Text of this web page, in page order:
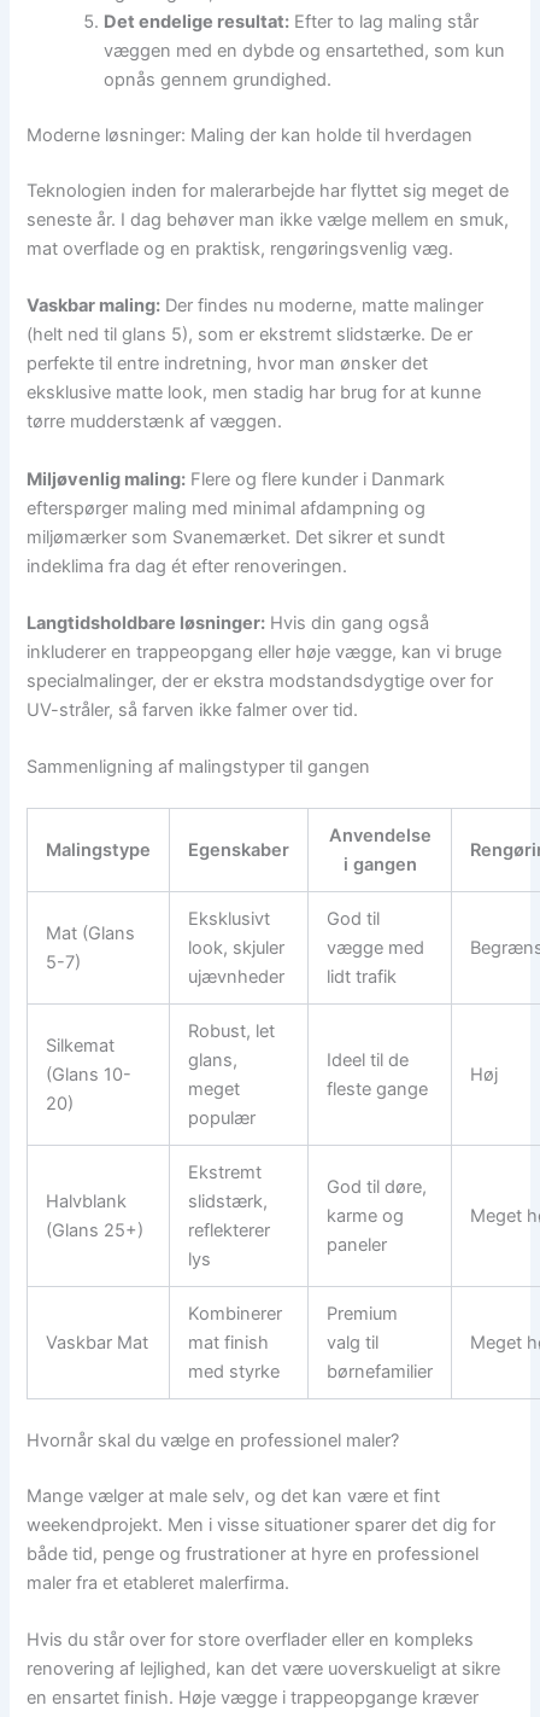
Det endelige resultat: Efter to lag maling står
væggen med en dybde og ensartethed, som kun
opnås gennem grundighed.
Moderne løsninger: Maling der kan holde til hverdagen
Teknologien inden for malerarbejde har flyttet sig meget de
seneste år. I dag behøver man ikke vælge mellem en smuk,
mat overflade og en praktisk, rengøringsvenlig væg.
Vaskbar maling: Der findes nu moderne, matte malinger
(helt ned til glans 5), som er ekstremt slidstærke. De er
perfekte til entre indretning, hvor man ønsker det
eksklusive matte look, men stadig har brug for at kunne
tørre mudderstænk af væggen.
Miljøvenlig maling: Flere og flere kunder i Danmark
efterspørger maling med minimal afdampning og
miljømærker som Svanemærket. Det sikrer et sundt
indeklima fra dag ét efter renoveringen.
Langtidsholdbare løsninger: Hvis din gang også
inkluderer en trappeopgang eller høje vægge, kan vi bruge
specialmalinger, der er ekstra modstandsdygtige over for
UV-stråler, så farven ikke falmer over tid.
Sammenligning af malingstyper til gangen
Malingstype Egenskaber
Anvendelse
i gangen
Mat (Glans
5-7)
Eksklusivt
look, skjuler
ujævnheder
God til
vægge med
lidt trafik
Silkemat
(Glans 10-
20)
Robust, let
glans,
meget
populær
Ideel til de
fleste gange
Høj
Halvblank
(Glans 25+)
Ekstremt
slidstærk,
reflekterer
lys
God til døre,
karme og
paneler
Meget
Vaskbar Mat
Kombinerer
mat finish
med styrke
Premium
valg til
børnefamilier
Meget
Hvornår skal du vælge en professionel maler?
Mange vælger at male selv, og det kan være et fint
weekendprojekt. Men i visse situationer sparer det dig for
både tid, penge og frustrationer at hyre en professionel
maler fra et etableret malerfirma.
Hvis du står over for store overflader eller en kompleks
renovering af lejlighed, kan det være uoverskueligt at sikre
en ensartet finish. Høje vægge i trappeopgange kræver